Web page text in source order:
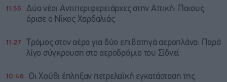
11:55
Δύο νέοι Αντιπεριφερειάρχες στην Αττική: Ποιους
όρισε ο Νίκος Χαρδαλιάς
11:27
Τρόμος στον αέρα για δύο επιβατηγά αεροπλάνα: Παρά
λίγο σύγκρουση στο αεροδρόμιο του Σίδνεϊ
10:46
Οι Χούθι έπληξαν πετρελαϊκή εγκατάσταση της